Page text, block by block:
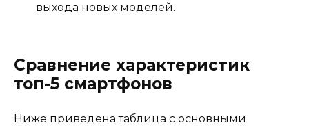
выхода новых моделей.
Сравнение характеристик
топ-5 смартфонов
Ниже приведена таблица с основными